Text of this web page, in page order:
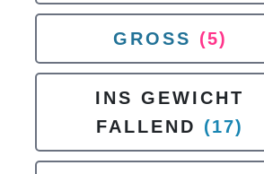
GROSS (5)
INS GEWICHT
FALLEND (17)